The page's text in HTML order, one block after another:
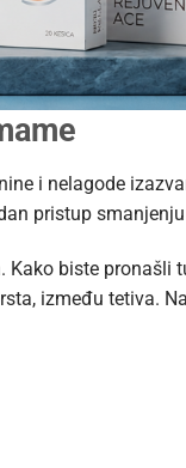
i nelagode
pristup
biste pronašli
između tetiva.